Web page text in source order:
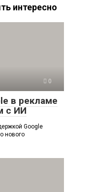
интересно
0
в рекламе
с ИИ
Google
нового